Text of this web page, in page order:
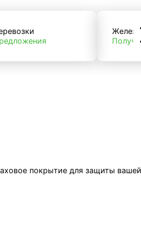
покрытие для защиты вашей